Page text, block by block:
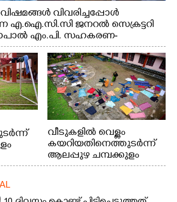
വിവരിച്ചപ്പോൾ
എ.ഐ.സി.സി ജനറൽ സെക്രട്ടറി
എം.പി. സഹകരണ-
എം. ലിജു, എന്നിവർ
വീടുകളിൽ വെള്ളം
കയറിയതിനെത്തുടർന്ന്
ആലപ്പുഴ ചമ്പക്കുളം
ഫാദർ തോമസ്